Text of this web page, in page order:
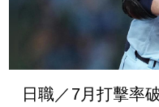
日職／7月打擊率